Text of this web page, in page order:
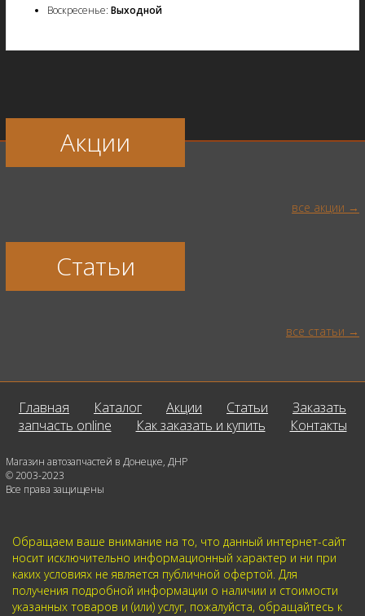
Воскресенье: Выходной
Акции
все акции
Статьи
все статьи
Главная Каталог Акции Статьи
Заказать
запчасть online
Как заказать и купить Контакты
Магазин автозапчастей в Донецке, ДНР
© 2003-2023
Все права защищены
Обращаем ваше внимание на то, что данный интернет-сайт
носит исключительно информационный характер и ни при
каких условиях не является публичной офертой. Для
получения подробной информации о наличии и стоимости
указанных товаров и (или) услуг, пожалуйста, обращайтесь к